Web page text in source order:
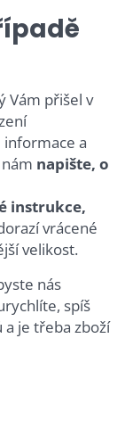
Vám přišel v
a
napište, o
instrukce,
vrácené
velikost.
nás
spíš
a je třeba zboží